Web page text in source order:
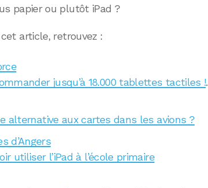
papier ou plutôt iPad ?
article, retrouvez :
jusqu’à 18.000 tablettes tactiles !.
alternative aux cartes dans les avions ?
d’Angers
utiliser l’iPad à l’école primaire